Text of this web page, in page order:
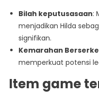
Bilah keputusasaan:
menjadikan Hilda
signifikan.
Kemarahan
memperkuat potensi
Item game